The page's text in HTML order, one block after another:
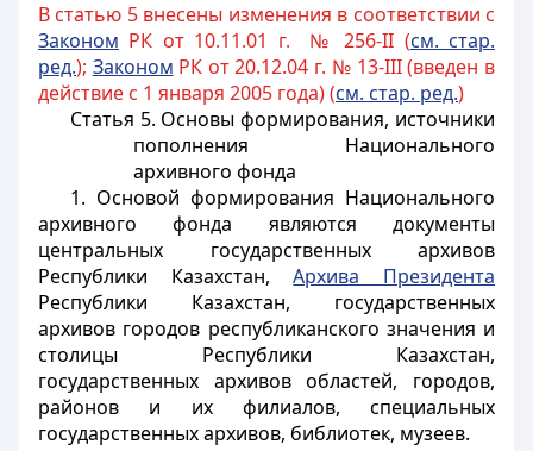
В статью 5 внесены изменения в соответствии с
Законом РК от 10.11.01 г. № 256-II (см. стар.
ред.); Законом РК от 20.12.04 г. № 13-III (введен в
действие с 1 января 2005 года) (см. стар. ред.)
Статья 5. Основы формирования, источники
пополнения Национального
архивного фонда
1. Основой формирования Национального
архивного фонда являются документы
центральных государственных архивов
Республики Казахстан,Архива Президента
Республики Казахстан, государственных
архивов городов республиканского значения и
столицы Республики Казахстан,
государственных архивов областей, городов,
районов и их филиалов, специальных
государственных архивов, библиотек, музеев.